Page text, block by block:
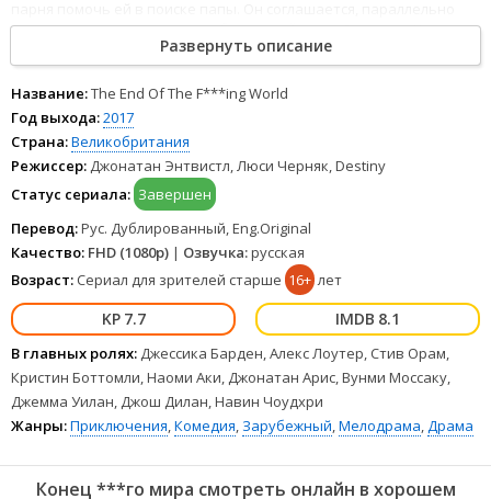
намереваясь осуществить собственный план. Смотреть Конец
***го мира все серии сериала подряд онлайн бесплатно в
хорошем качестве онлайн FullHD 1080p полностью на русском
языке и на любых устройствах LordFilm.
Развернуть описание
Название:The End Of The F***ing World
Год выхода:2017
Страна:Великобритания
Режиссер: Джонатан Энтвистл, Люси Черняк, Destiny
Статус сериала: Завершен
Перевод:Рус. Дублированный, Eng.Original
Качество: FHD (1080p) | Озвучка:русская
Возраст: Сериал для зрителей старше 16+ лет
7.7 8.1
В главных ролях: Джессика Барден, Алекс Лоутер, Стив Орам,
Кристин Боттомли, Наоми Аки, Джонатан Арис, Вунми Моссаку,
Джемма Уилан, Джош Дилан, Навин Чоудхри
Жанры:Приключения,Комедия, Зарубежный,Мелодрама,Драма
Конец ***го мира смотреть онлайн в хорошем